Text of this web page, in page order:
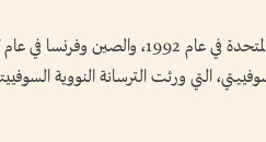
التي ورثت الترسانة النووية